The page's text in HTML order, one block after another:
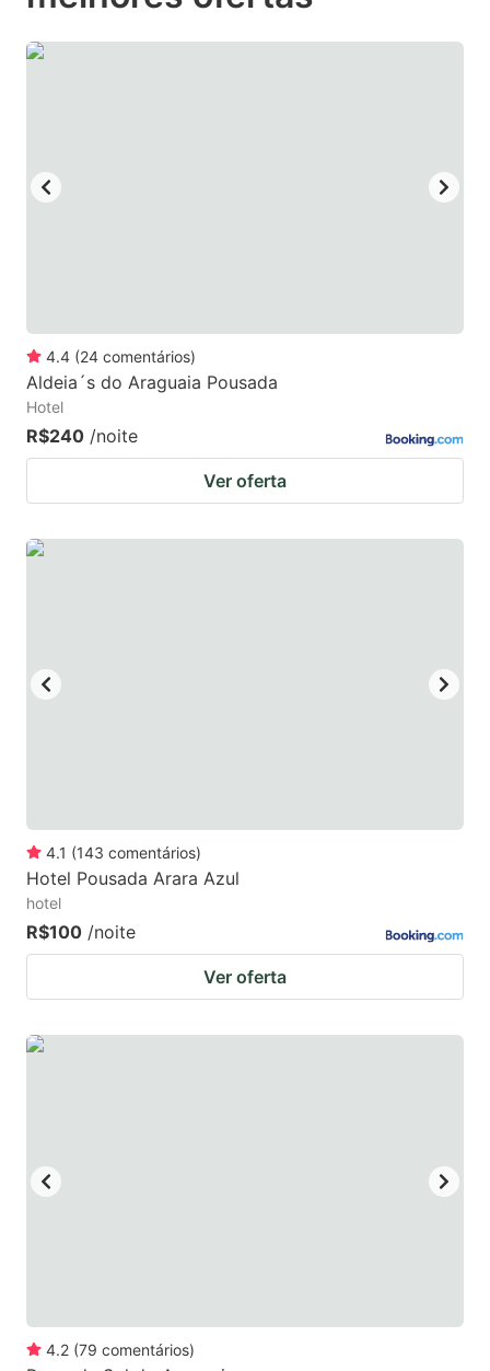
the
keyboard
the
keyboard
4.4 (24 comentários)
Aldeia´s do Araguaia Pousada
Hotel
R$240 /noite
Ver oferta
4.1 (143 comentários)
Hotel Pousada Arara Azul
hotel
R$100 /noite
Ver oferta
4.2 (79 comentários)